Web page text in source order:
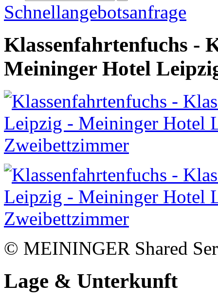
Schnellangebotsanfrage
Klassenfahrtenfuchs -
Meininger Hotel
© MEININGER Shared
Lage & Unterkunft